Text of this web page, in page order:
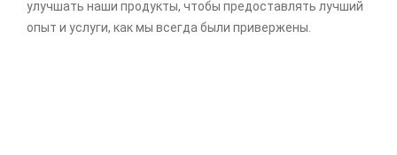
улучшать наши продукты, чтобы предоставлять лучший
опыт и услуги, как мы всегда были привержены.